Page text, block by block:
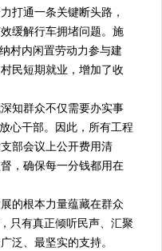
通一条关键断头路，
缓解行车拥堵问题。施
村内闲置劳动力参与建
民短期就业，增加了收
知群众不仅需要办实事
心干部。因此，所有工程
部会议上公开费用清
，确保每一分钱都用在
的根本力量蕴藏在群众
只有真正倾听民声、汇聚
泛、最坚实的支持。